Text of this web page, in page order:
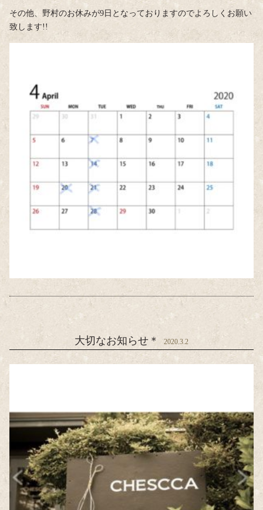
その他、野村のお休みが9日となっておりますのでよろしくお願い
致します!!
大切なお知らせ＊ 2020.3.2